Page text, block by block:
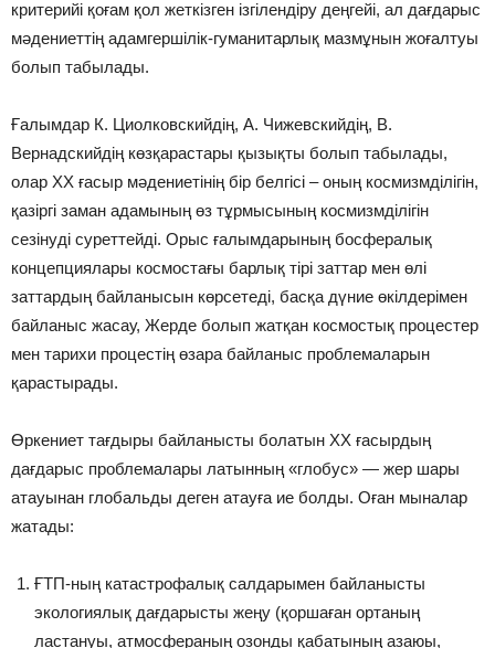
критерийі қоғам қол жеткізген ізгілендіру деңгейі, ал дағдарыс
мәдениеттің адамгершілік-гуманитарлық мазмұнын жоғалтуы
болып табылады.
Ғалымдар К. Циолковскийдің, А. Чижевскийдің, В.
Вернадскийдің көзқарастары қызықты болып табылады,
олар ХХ ғасыр мәдениетінің бір белгісі – оның космизмділігін,
қазіргі заман адамының өз тұрмысының космизмділігін
сезінуді суреттейді. Орыс ғалымдарының босфералық
концепциялары космостағы барлық тірі заттар мен өлі
заттардың байланысын көрсетеді, басқа дүние өкілдерімен
байланыс жасау, Жерде болып жатқан космостық процестер
мен тарихи процестің өзара байланыс проблемаларын
қарастырады.
Өркениет тағдыры байланысты болатын ХХ ғасырдың
дағдарыс проблемалары латынның «глобус» — жер шары
атауынан глобальды деген атауға ие болды. Оған мыналар
жатады:
ҒТП-ның катастрофалық салдарымен байланысты
экологиялық дағдарысты жеңу (қоршаған ортаның
ластануы, атмосфераның озонды қабатының азаюы,